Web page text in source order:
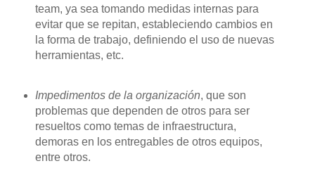
team, ya sea tomando medidas internas para
evitar que se repitan, estableciendo cambios en
la forma de trabajo, definiendo el uso de nuevas
herramientas, etc.
Impedimentos de la organización, que son
problemas que dependen de otros para ser
resueltos como temas de infraestructura,
demoras en los entregables de otros equipos,
entre otros.